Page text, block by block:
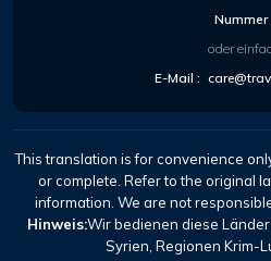
Nummer
oder
E-Mail :
This translation is for convenience
or complete. Refer to the original
information. We are not
Hinweis:Wir bedienen diese Länder
Syrien, Regionen Krim-